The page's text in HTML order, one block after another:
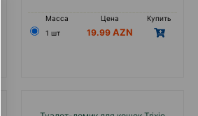
Масса Цена
Купить
1 шт
19.99